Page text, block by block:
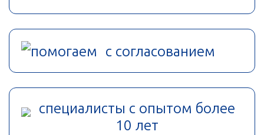
помогаем с согласованием
специалисты с опытом более
10 лет